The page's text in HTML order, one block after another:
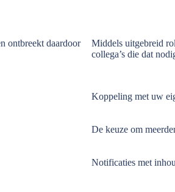
ontbreekt daardoor
Middels uitgebreid
collega’s die dat
Koppeling met uw
De keuze om
Notificaties met